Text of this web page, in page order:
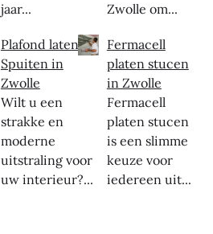
jaar...
Plafond laten
Spuiten in
Zwolle
Wilt u een
strakke en
moderne
uitstraling voor
uw interieur?...
Zwolle om...
Fermacell
platen stucen
in Zwolle
Fermacell
platen stucen
is een slimme
keuze voor
iedereen uit...